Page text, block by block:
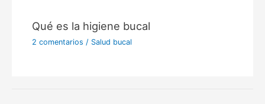
Qué es la higiene bucal
2 comentarios / Salud bucal